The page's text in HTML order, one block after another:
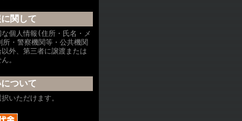
関して
個人情報(住所・氏名・メ
・警察機関等・公共機関
外、第三者に譲渡または
。
ついて
いただけます。